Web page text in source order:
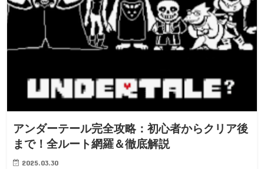
アンダーテール完全攻略：初心者からクリア後
まで！全ルート網羅＆徹底解説
2025.03.30